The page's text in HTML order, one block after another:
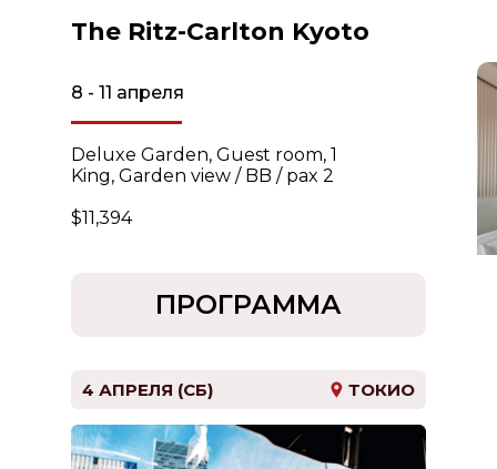
The Ritz-Carlton Kyoto
8 - 11 апреля
Deluxe Garden, Guest room, 1
King, Garden view / BB / pax 2
$11,394
ПРОГРАММА
4 АПРЕЛЯ (СБ) ТОКИО